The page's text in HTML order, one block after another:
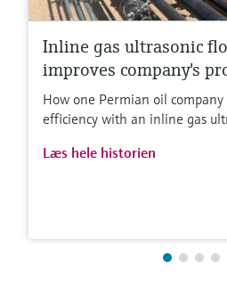
Inline gas ultrasonic
improves company's
How one Permian oil
efficiency with an inline gas
Læs hele historien